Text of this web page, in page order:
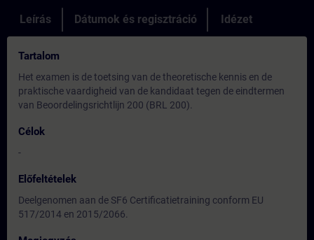
Leírás Dátumok és regisztráció Idézet
Tartalom
Het examen is de toetsing van de theoretische kennis en de
praktische vaardigheid van de kandidaat tegen de eindtermen
van Beoordelingsrichtlijn 200 (BRL 200).
Célok
-
Előfeltételek
Deelgenomen aan de SF6 Certificatietraining conform EU
517/2014 en 2015/2066.